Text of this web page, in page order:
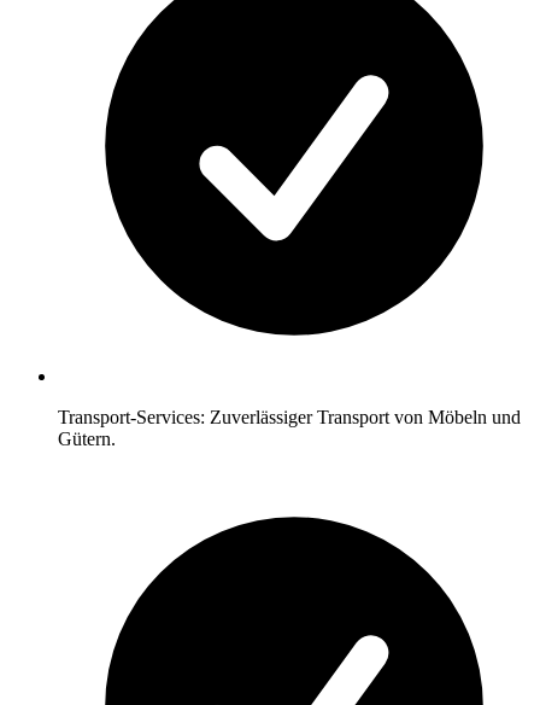
Transport-Services: Zuverlässiger Transport von Möbeln und
Gütern.